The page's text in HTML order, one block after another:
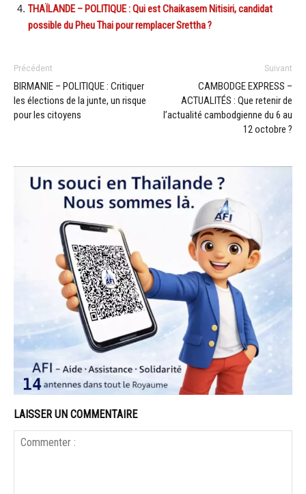
THAÏLANDE – POLITIQUE : Qui est Chaikasem Nitisiri, candidat
possible du Pheu Thai pour remplacer Srettha ?
Précédent
BIRMANIE – POLITIQUE : Critiquer
les élections de la junte, un risque
pour les citoyens
Suivant
CAMBODGE EXPRESS –
ACTUALITÉS : Que retenir de
l’actualité cambodgienne du 6 au
12 octobre ?
LAISSER UN COMMENTAIRE